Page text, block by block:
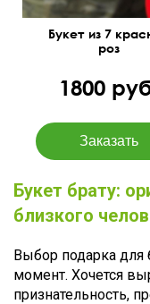
Букет из 7
роз
1800
Букет брату:
близкого
Выбор подарка для
момент. Хочется
признательность,